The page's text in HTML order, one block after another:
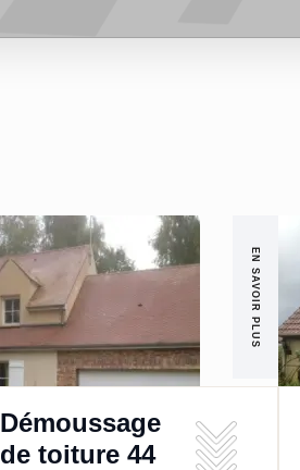
EN SAVOIR PLUS
Démoussage
de toiture 44